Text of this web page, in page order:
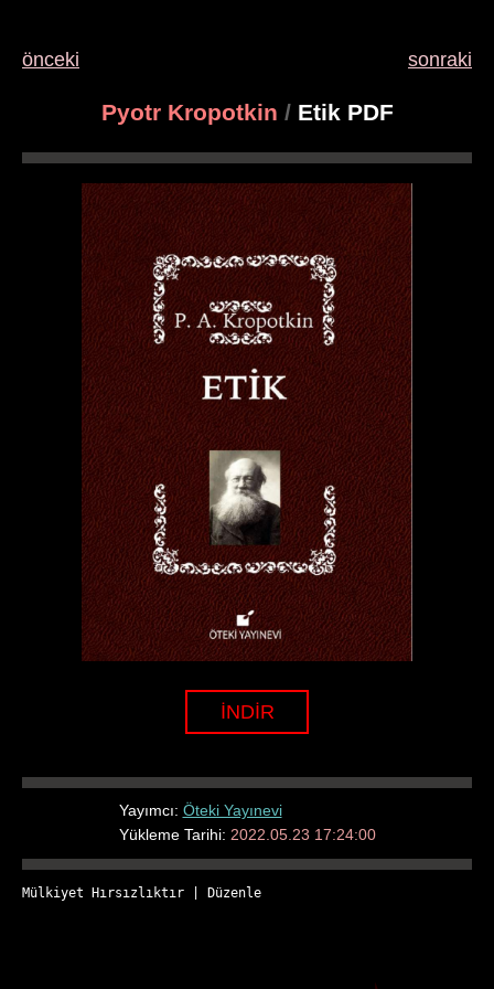
önceki sonraki
Pyotr Kropotkin /Etik PDF
İNDİR
Yayımcı: Öteki Yayınevi
Yükleme Tarihi: 2022.05.23 17:24:00
Mülkiyet Hırsızlıktır Düzenle